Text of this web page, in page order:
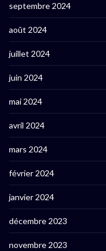
septembre 2024
août 2024
juillet 2024
juin 2024
mai 2024
avril 2024
mars 2024
février 2024
janvier 2024
décembre 2023
novembre 2023